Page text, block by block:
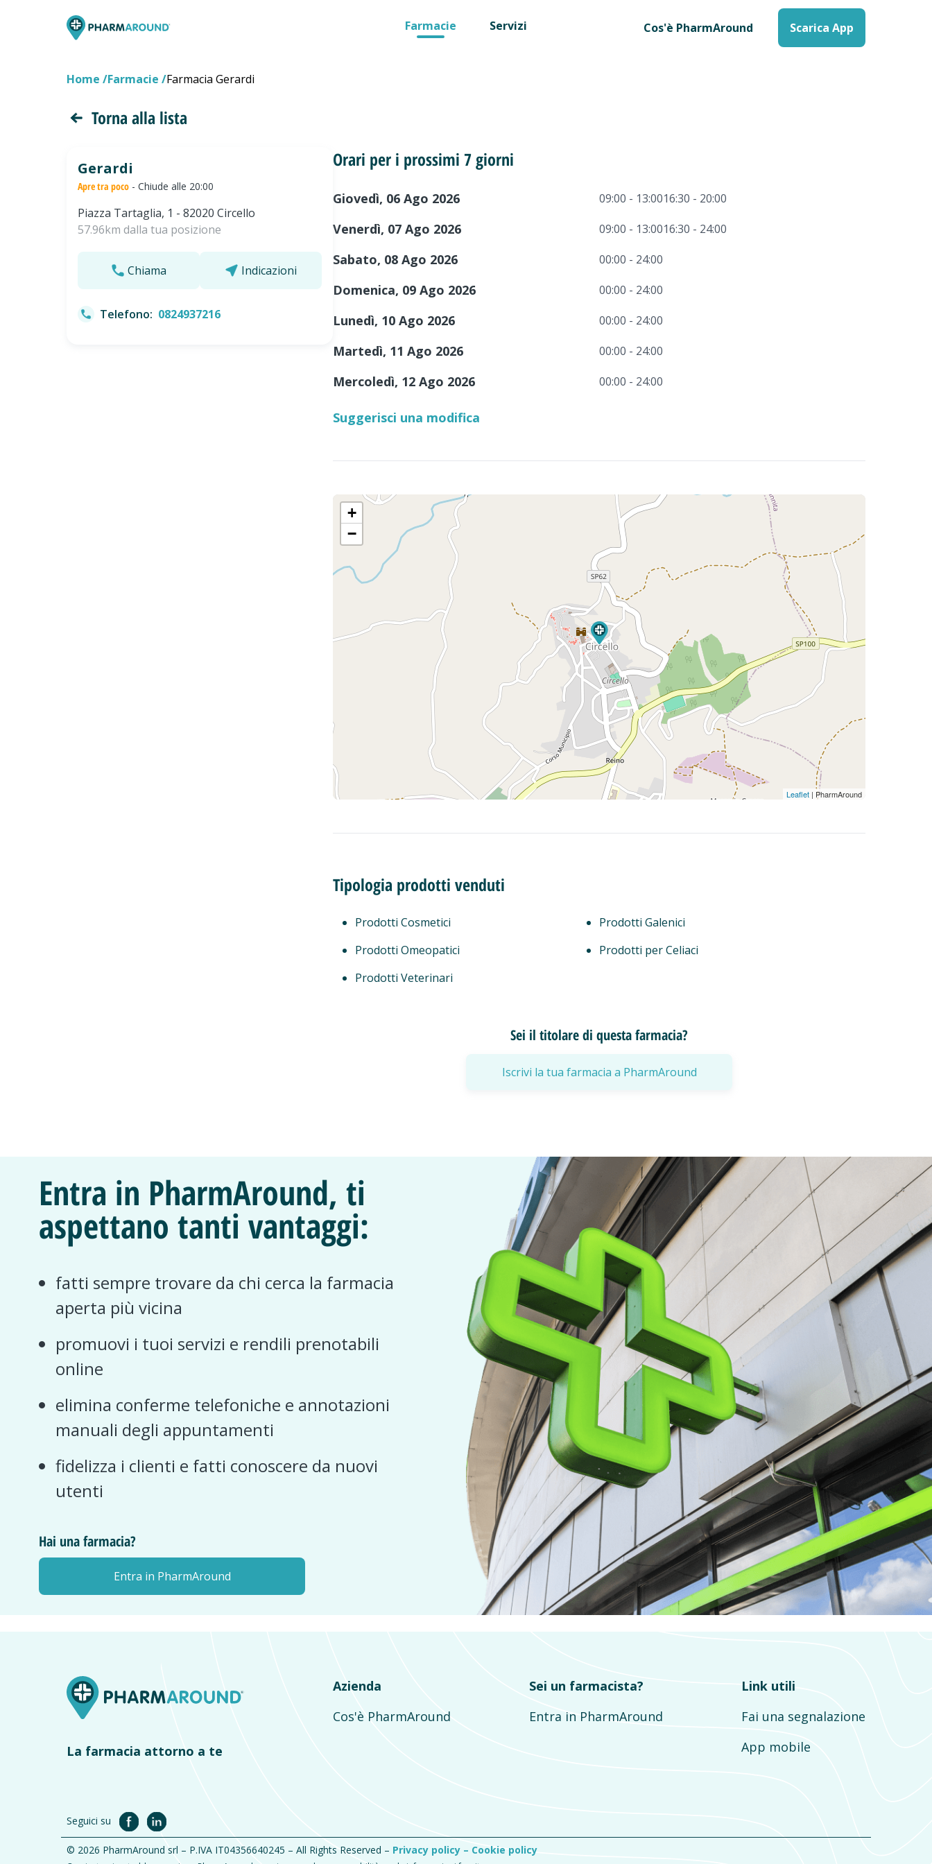
Farmacie Servizi Cos'è PharmAround Scarica App
Home Farmacie Farmacia Gerardi
Torna alla lista
Gerardi
Apre tra poco - Chiude alle 20:00
Piazza Tartaglia, 1 - 82020 Circello
57.96km dalla tua posizione
Chiama Indicazioni
Telefono: 0824937216
Orari per i prossimi 7 giorni
Giovedì, 06 Ago 2026 09:00 - 13:0016:30 - 20:00
Venerdì, 07 Ago 2026 09:00 - 13:0016:30 - 24:00
Sabato, 08 Ago 2026 00:00 - 24:00
Domenica, 09 Ago 2026 00:00 - 24:00
Lunedì, 10 Ago 2026 00:00 - 24:00
Martedì, 11 Ago 2026 00:00 - 24:00
Mercoledì, 12 Ago 2026 00:00 - 24:00
Suggerisci una modifica
+
−
Leaflet | PharmAround
Tipologia prodotti venduti
Prodotti Cosmetici
Prodotti Galenici
Prodotti Omeopatici
Prodotti per Celiaci
Prodotti Veterinari
Sei il titolare di questa farmacia?
Iscrivi la tua farmacia a PharmAround
Entra in PharmAround, ti
aspettano tanti vantaggi:
fatti sempre trovare da chi cerca la farmacia
aperta più vicina
promuovi i tuoi servizi e rendili prenotabili
online
elimina conferme telefoniche e annotazioni
manuali degli appuntamenti
fidelizza i clienti e fatti conoscere da nuovi
utenti
Hai una farmacia?
Entra in PharmAround
La farmacia attorno a te
Azienda
Cos'è PharmAround
Sei un farmacista?
Entra in PharmAround
Link utili
Fai una segnalazione
App mobile
Seguici su
© 2026 PharmAround srl – P.IVA IT04356640245 – All Rights Reserved – Privacy policy – Cookie policy